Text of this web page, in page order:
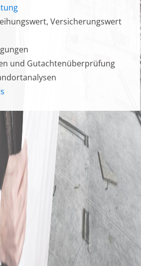
Versicherungswert
und Gutachtenüberprüfung